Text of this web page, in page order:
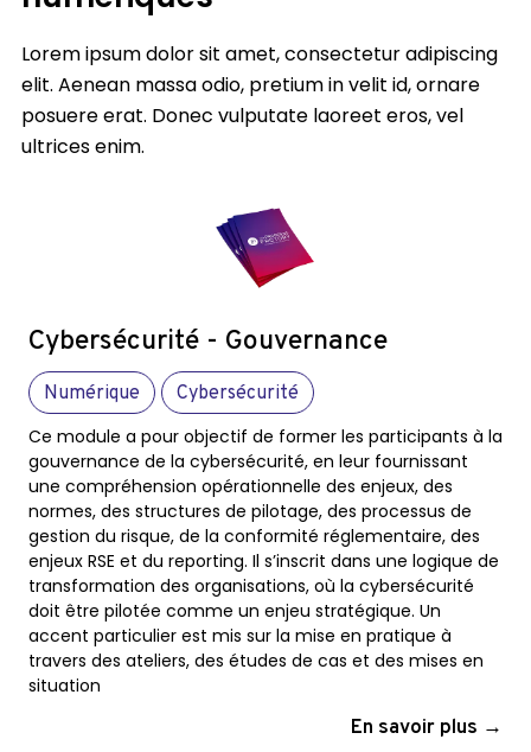
Lorem ipsum dolor sit amet, consectetur adipiscing
elit. Aenean massa odio, pretium in velit id, ornare
posuere erat. Donec vulputate laoreet eros, vel
ultrices enim.
Cybersécurité - Gouvernance
Numérique
Cybersécurité
Ce module a pour objectif de former les participants à la
gouvernance de la cybersécurité, en leur fournissant
une compréhension opérationnelle des enjeux, des
normes, des structures de pilotage, des processus de
gestion du risque, de la conformité réglementaire, des
enjeux RSE et du reporting. Il s’inscrit dans une logique de
transformation des organisations, où la cybersécurité
doit être pilotée comme un enjeu stratégique. Un
accent particulier est mis sur la mise en pratique à
travers des ateliers, des études de cas et des mises en
situation
En savoir plus →